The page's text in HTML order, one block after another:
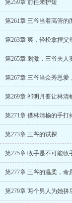
第259章 前任来护短
第261章 三爷当着高管的
第263章 爽，轻松拿捏父
第265章 刺激，三爷夫人
第267章 三爷当众秀恩爱
第269章 祁明月要让林清
第271章 借林清榆的手打
第273章 三爷的试探
第275章 收手是不可能收
第277章 三爷的温柔，命
第279章 两个男人为她拼